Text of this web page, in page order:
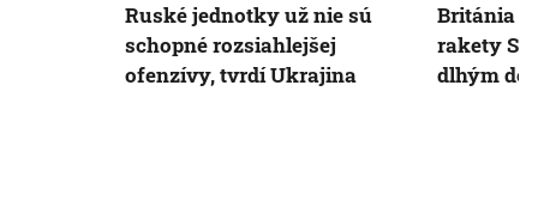
Ruské jednotky už nie sú
schopné rozsiahlejšej
ofenzívy, tvrdí Ukrajina
Británia
rakety
dlhým